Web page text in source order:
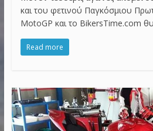
και του φετινού Παγκόσμιου
MotoGP και το BikersTime.com
Read more